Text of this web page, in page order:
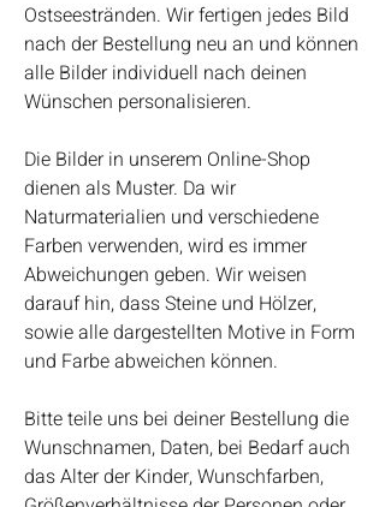
Ostseestränden. Wir fertigen jedes Bild
nach der Bestellung neu an und können
alle Bilder individuell nach deinen
Wünschen personalisieren.
Die Bilder in unserem Online-Shop
dienen als Muster. Da wir
Naturmaterialien und verschiedene
Farben verwenden, wird es immer
Abweichungen geben. Wir weisen
darauf hin, dass Steine und Hölzer,
sowie alle dargestellten Motive in Form
und Farbe abweichen können.
Bitte teile uns bei deiner Bestellung die
Wunschnamen, Daten, bei Bedarf auch
das Alter der Kinder, Wunschfarben,